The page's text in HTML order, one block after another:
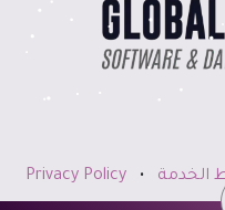
الخدمة •
Privacy Policy